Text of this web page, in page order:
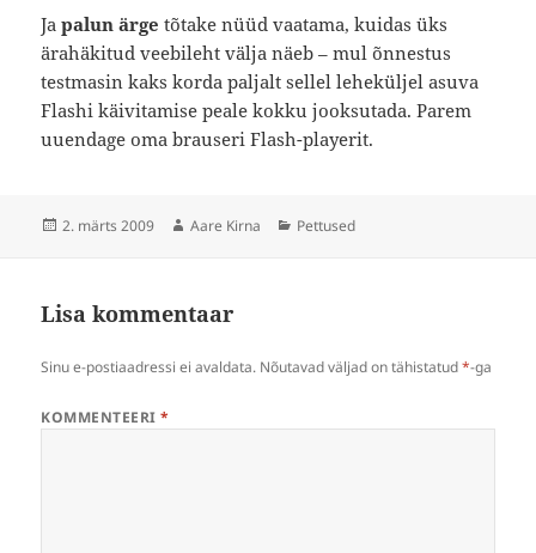
Ja palun ärge tõtake nüüd vaatama, kuidas üks
ärahäkitud veebileht välja näeb – mul õnnestus
testmasin kaks korda paljalt sellel leheküljel asuva
Flashi käivitamise peale kokku jooksutada. Parem
uuendage oma brauseri Flash-playerit.
Postitatud
2. märts 2009 Autor
Aare Kirna Rubriigid
Pettused
Lisa kommentaar
Sinu e-postiaadressi ei avaldata. Nõutavad väljad on tähistatud*-ga
KOMMENTEERI*